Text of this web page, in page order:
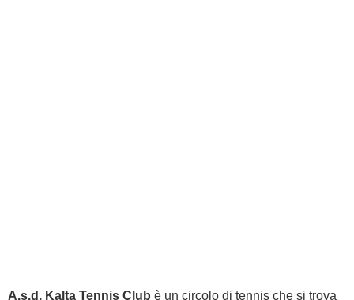
A.s.d. Kalta Tennis Club è un circolo di tennis che si trova